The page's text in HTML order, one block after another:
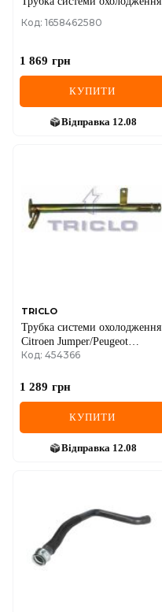
Код: 1658462580
1 869 грн
КУПИТИ
Відправка 12.08
TRICLO
Трубка системи охолодження
Citroen Jumper/Peugeot
Boxer/Renault Master 94-02
Код: 454366
1 289 грн
КУПИТИ
Відправка 12.08